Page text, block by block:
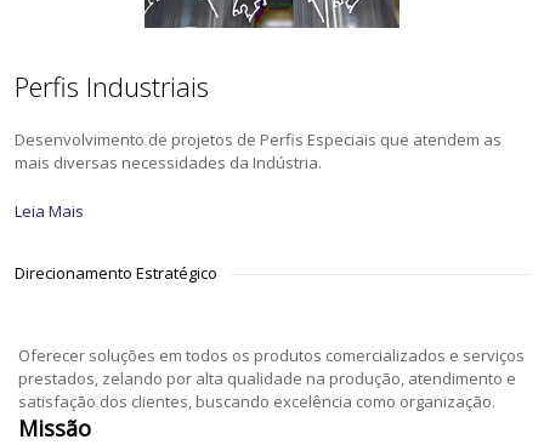
Perfis Industriais
Desenvolvimento de projetos de Perfis Especiais que atendem as
mais diversas necessidades da Indústria.
Leia Mais
Direcionamento Estratégico
Oferecer soluções em todos os produtos comercializados e serviços
prestados, zelando por alta qualidade na produção, atendimento e
satisfação dos clientes, buscando excelência como organização.
Missão